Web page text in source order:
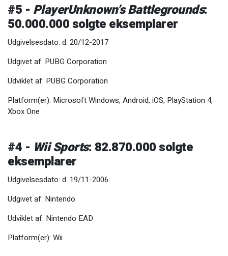
#5 - PlayerUnknown’s Battlegrounds:
50.000.000 solgte eksemplarer
Udgivelsesdato: d. 20/12-2017
Udgivet af: PUBG Corporation
Udviklet af: PUBG Corporation
Platform(er): Microsoft Windows, Android, iOS, PlayStation 4,
Xbox One
#4 - Wii Sports: 82.870.000 solgte
eksemplarer
Udgivelsesdato: d. 19/11-2006
Udgivet af: Nintendo
Udviklet af: Nintendo EAD
Platform(er): Wii